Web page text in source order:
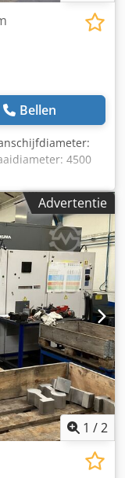
Bellen
4500
0,6–50 t/min
- Digitale
Verrijdbare
positie) aan de
Advertentie
1 /2